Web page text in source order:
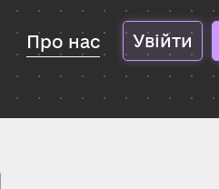
Про нас Увійти